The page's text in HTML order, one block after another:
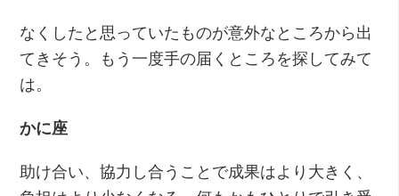
なくしたと思っていたものが意外なところから出
てきそう。もう一度手の届くところを探してみて
は。
かに座
助け合い、協力し合うことで成果はより大きく、